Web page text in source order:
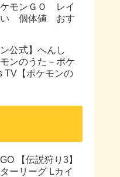
モンＧＯ レイ
個体値 おす
ン公式】へんし
ンのうた－ポケ
TV【ポケモンの
【伝説狩り3】
ーリーグ Lカイ